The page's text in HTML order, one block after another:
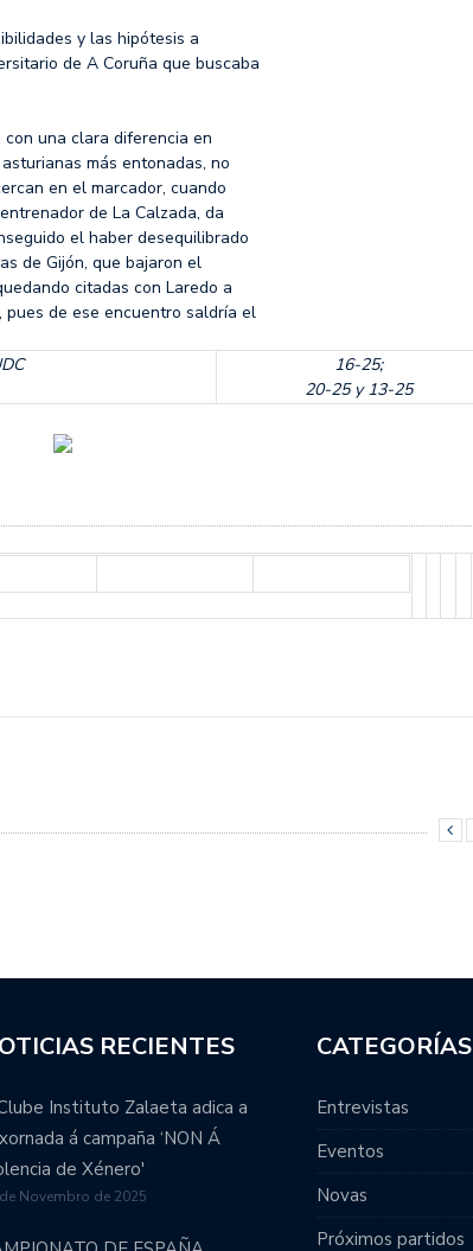
y las hipótesis a
de A Coruña que buscaba
una clara diferencia en
más entonadas, no
en el marcador, cuando
de La Calzada, da
el haber desequilibrado
de Gijón, que bajaron el
citadas con Laredo a
de ese encuentro saldría el
16-25;
20-25 y 13-25
RECIENTES
Instituto Zalaeta adica a
á campaña ‘NON Á
de Xénero'
Novembro de 2025
CATEGORÍAS
Entrevistas
Eventos
Novas
Próximos partidos